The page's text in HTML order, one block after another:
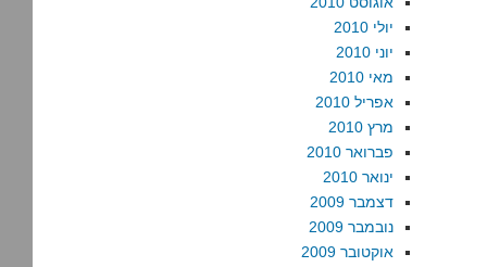
יולי 2010
יוני 2010
מאי 2010
אפריל 2010
מרץ 2010
פברואר 2010
ינואר 2010
דצמבר 2009
נובמבר 2009
אוקטובר 2009